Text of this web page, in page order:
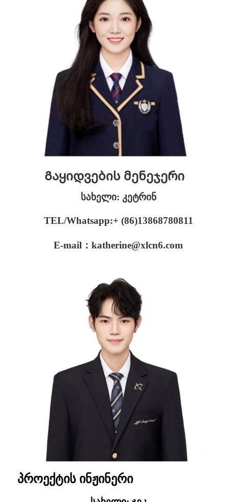
Გაყიდვების მენეჯერი
სახელი: კეტრინ
TEL/Whatsapp:+ (86)13868780811
E-mail：katherine@xlcn6.com
პროექტის ინჟინერი